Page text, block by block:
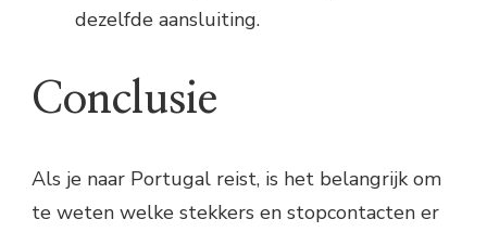
dezelfde aansluiting.
Conclusie
Als je naar Portugal reist, is het belangrijk om
te weten welke stekkers en stopcontacten er